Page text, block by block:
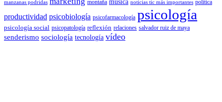
manzanas podridas montaña noticias tic más importantes política
productividad psicobiología psicofarmacología psicología
psicología social psicopatología reflexión relaciones salvador ruiz de maya
senderismo sociología tecnología vídeo